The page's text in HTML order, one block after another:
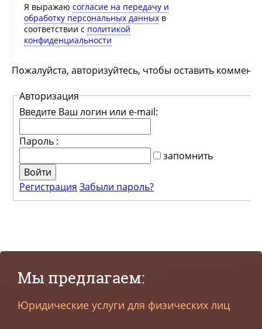
Я выражаю согласие на передачу и
обработку персональных данных в
соответствии с политикой
конфиденциальности
Пожалуйста, авторизуйтесь, чтобы оставить
Авторизация
Введите Ваш логин или e-mail:
Пароль :
запомнить
Регистрация Забыли пароль?
Мы предлагаем:
Юридические услуги для физических лиц